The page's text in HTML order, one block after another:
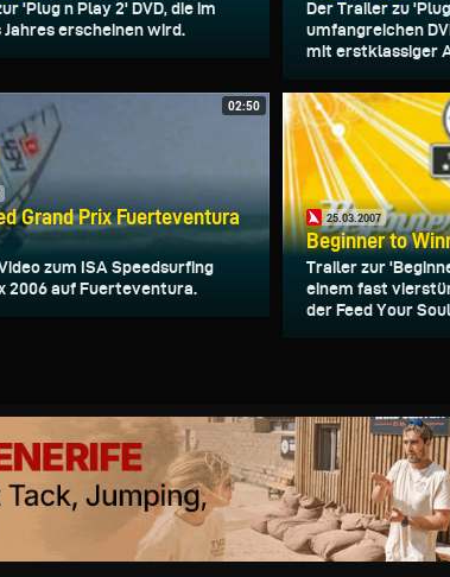
'Plug n Play 2' DVD, die im
Jahres erscheinen wird.
Der Trailer zu
umfangreichen
mit erstklassiger
02:50
Grand Prix Fuerteventura
zum ISA Speedsurfing
2006 auf Fuerteventura.
25.03.2007
Beginner to
Trailer zur
einem fast
der Feed Your